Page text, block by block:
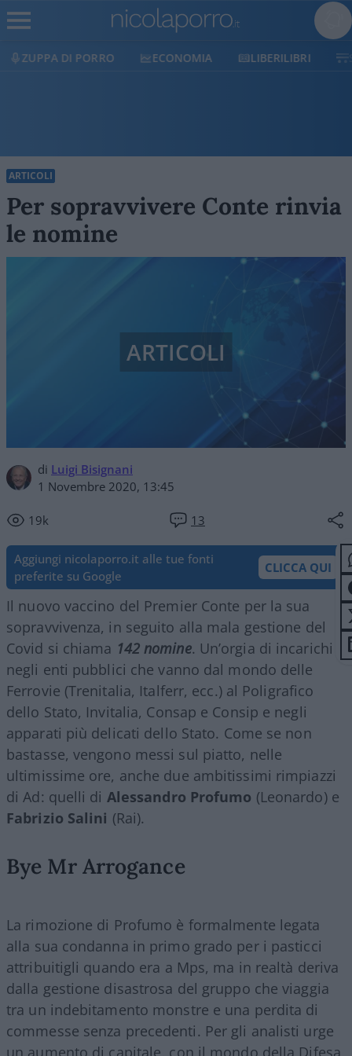
ECONOMIA LIBERILIBRI SHOP SOSTIENICI
ARTICOLI
Per sopravvivere Conte rinvia
le nomine
di Luigi Bisignani
1 Novembre 2020, 13:45
19k 13
ARTICOLI
Aggiungi nicolaporro.it alle tue fonti
preferite su Google
CLICCA QUI
Il nuovo vaccino del Premier Conte per la sua
sopravvivenza, in seguito alla mala gestione del
Covid si chiama 142 nomine. Un’orgia di incarichi
negli enti pubblici che vanno dal mondo delle
Ferrovie (Trenitalia, Italferr, ecc.) al Poligrafico
dello Stato, Invitalia, Consap e Consip e negli
apparati più delicati dello Stato. Come se non
bastasse, vengono messi sul piatto, nelle
ultimissime ore, anche due ambitissimi rimpiazzi
di Ad: quelli di Alessandro Profumo (Leonardo) e
Fabrizio Salini (Rai).
Bye Mr Arrogance
La rimozione di Profumo è formalmente legata
alla sua condanna in primo grado per i pasticci
attribuitigli quando era a Mps, ma in realtà deriva
dalla gestione disastrosa del gruppo che viaggia
tra un indebitamento monstre e una perdita di
commesse senza precedenti. Per gli analisti urge
un aumento di capitale, con il mondo della Difesa,